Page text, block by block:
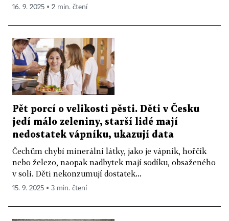
16. 9. 2025 ▪ 2 min. čtení
Pět porcí o velikosti pěsti. Děti v Česku
jedí málo zeleniny, starší lidé mají
nedostatek vápníku, ukazují data
Čechům chybí minerální látky, jako je vápník, hořčík
nebo železo, naopak nadbytek mají sodíku, obsaženého
v soli. Děti nekonzumují dostatek...
15. 9. 2025 ▪ 3 min. čtení